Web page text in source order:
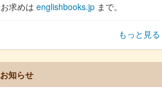
お求めは englishbooks.jp まで。
もっと見る
お知らせ